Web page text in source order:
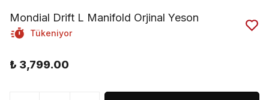
Mondial Drift L Manifold Orjinal Yeson
Tükeniyor
₺ 3,799.00